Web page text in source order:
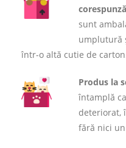
sunt
umplutură
într-o altă cutie de
Produs la
întamplă
deteriorat,
fără nici